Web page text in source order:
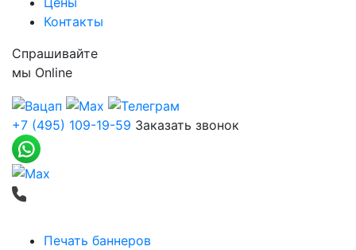
Контакты
Спрашивайте
мы Online
+7 (495) 109-19-59 Заказать звонок
Печать баннеров